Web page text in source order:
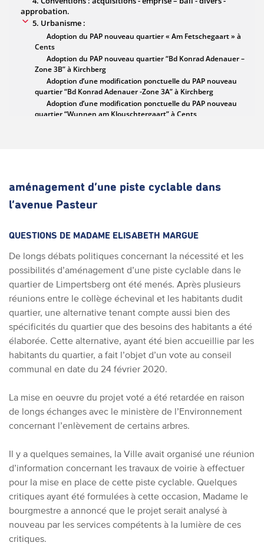
aménagement d’une piste cyclable dans
l’avenue Pasteur
QUESTIONS DE MADAME ELISABETH MARGUE
De longs débats politiques concernant la nécessité et les
possibilités d’aménagement d’une piste cyclable dans le
quartier de Limpertsberg ont été menés. Après plusieurs
réunions entre le collège échevinal et les habitants dudit
quartier, une alternative tenant compte aussi bien des
spécificités du quartier que des besoins des habitants a été
élaborée. Cette alternative, ayant été bien accueillie par les
habitants du quartier, a fait l’objet d’un vote au conseil
communal en date du 24 février 2020.
La mise en oeuvre du projet voté a été retardée en raison
de longs échanges avec le ministère de l’Environnement
concernant l’enlèvement de certains arbres.
Il y a quelques semaines, la Ville avait organisé une réunion
d’information concernant les travaux de voirie à effectuer
pour la mise en place de cette piste cyclable. Quelques
critiques ayant été formulées à cette occasion, Madame le
bourgmestre a annoncé que le projet serait analysé à
nouveau par les services compétents à la lumière de ces
critiques.